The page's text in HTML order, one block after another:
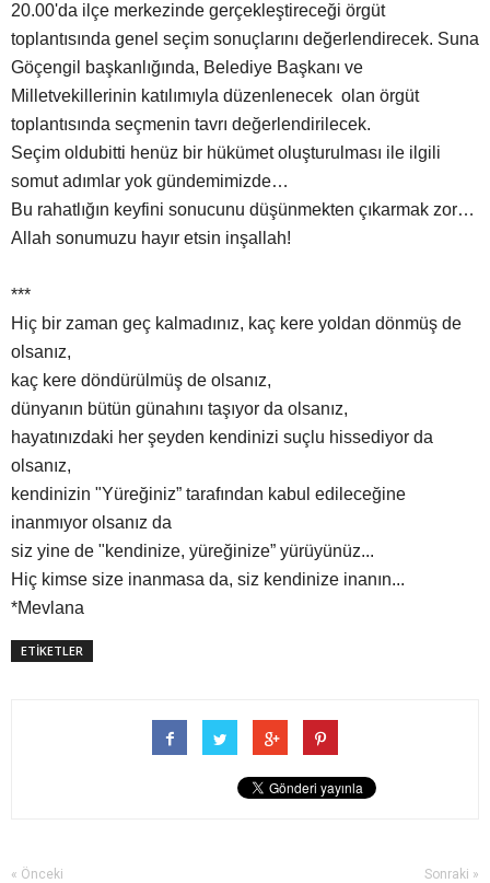
20.00'da ilçe merkezinde gerçekleştireceği örgüt
toplantısında genel seçim sonuçlarını değerlendirecek. Suna
Göçengil başkanlığında, Belediye Başkanı ve
Milletvekillerinin katılımıyla düzenlenecek olan örgüt
toplantısında seçmenin tavrı değerlendirilecek.
Seçim oldubitti henüz bir hükümet oluşturulması ile ilgili
somut adımlar yok gündemimizde…
Bu rahatlığın keyfini sonucunu düşünmekten çıkarmak zor…
Allah sonumuzu hayır etsin inşallah!
***
Hiç bir zaman geç kalmadınız, kaç kere yoldan dönmüş de
olsanız,
kaç kere döndürülmüş de olsanız,
dünyanın bütün günahını taşıyor da olsanız,
hayatınızdaki her şeyden kendinizi suçlu hissediyor da
olsanız,
kendinizin "Yüreğiniz” tarafından kabul edileceğine
inanmıyor olsanız da
siz yine de "kendinize, yüreğinize” yürüyünüz...
Hiç kimse size inanmasa da, siz kendinize inanın...
*Mevlana
ETİKETLER
« Önceki Sonraki »